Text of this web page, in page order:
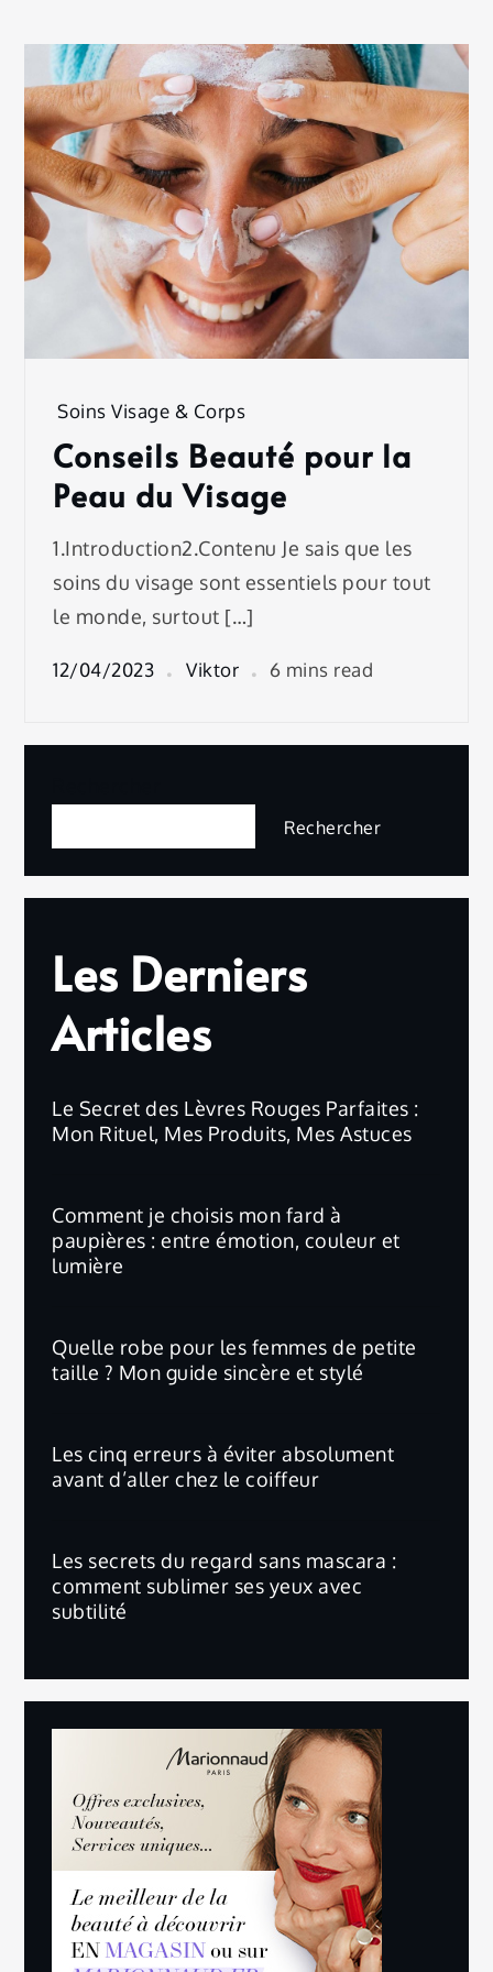
Soins Visage & Corps
Conseils Beauté pour la
Peau du Visage
1.Introduction2.Contenu Je sais que les
soins du visage sont essentiels pour tout
le monde, surtout […]
12/04/2023 Viktor 6 mins read
Rechercher
Les Derniers
Articles
Le Secret des Lèvres Rouges Parfaites :
Mon Rituel, Mes Produits, Mes Astuces
Comment je choisis mon fard à
paupières : entre émotion, couleur et
lumière
Quelle robe pour les femmes de petite
taille ? Mon guide sincère et stylé
Les cinq erreurs à éviter absolument
avant d’aller chez le coiffeur
Les secrets du regard sans mascara :
comment sublimer ses yeux avec
subtilité